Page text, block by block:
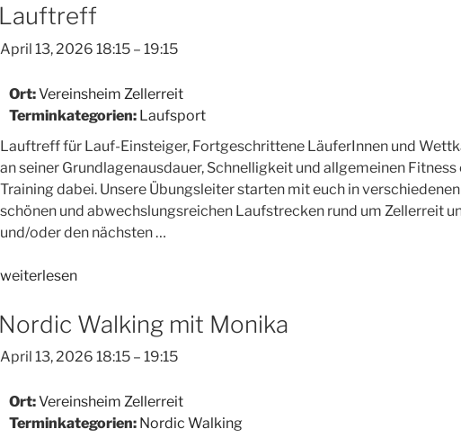
April 13, 2026 18:15 – 19:15
Ort:Vereinsheim Zellerreit
Terminkategorien: Laufsport
Lauftreff für Lauf-Einsteiger, Fortgeschrittene LäuferInnen und
an seiner Grundlagenausdauer, Schnelligkeit und allgemeinen
Training dabei. Unsere Übungsleiter starten mit euch in
schönen und abwechslungsreichen Laufstrecken rund um Zellerreit
und/oder den nächsten …
„Lauftreff“
weiterlesen
Walking mit Monika
April 13, 2026 18:15 – 19:15
Ort:Vereinsheim Zellerreit
Terminkategorien: Nordic Walking